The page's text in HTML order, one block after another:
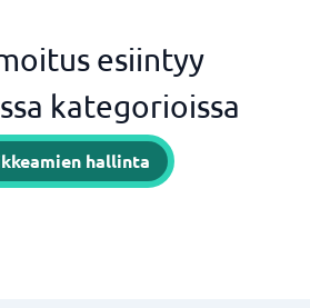
esiintyy
kategorioissa
hallinta